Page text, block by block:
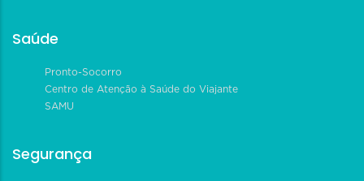
Saúde
Pronto-Socorro
Centro de Atenção à Saúde do Viajante
SAMU
Segurança